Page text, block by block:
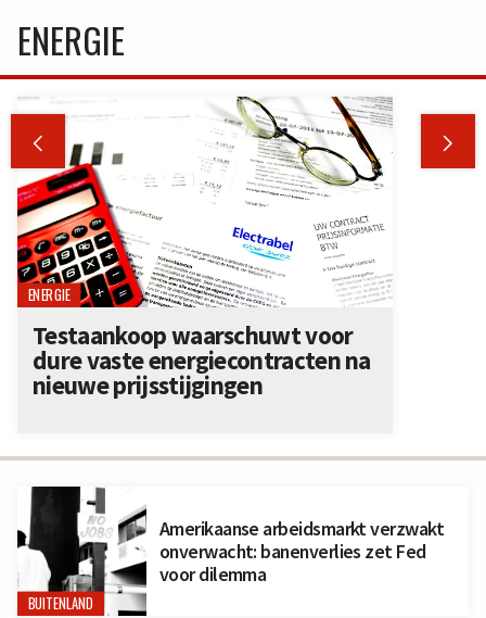
BUITENLAND
Amerikaanse arbeidsmarkt verzwakt
onverwacht: banenverlies zet Fed
voor dilemma
ENERGIE
 
ENERGIE
Testaankoop waarschuwt voor
dure vaste energiecontracten na
nieuwe prijsstijgingen